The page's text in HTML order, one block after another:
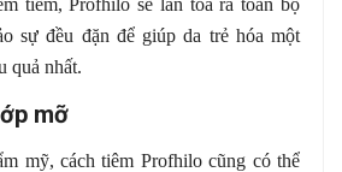
sự đều đặn để giúp da trẻ hóa một
quả nhất.
mỡ
mỹ, cách tiêm Profhilo cũng có thể